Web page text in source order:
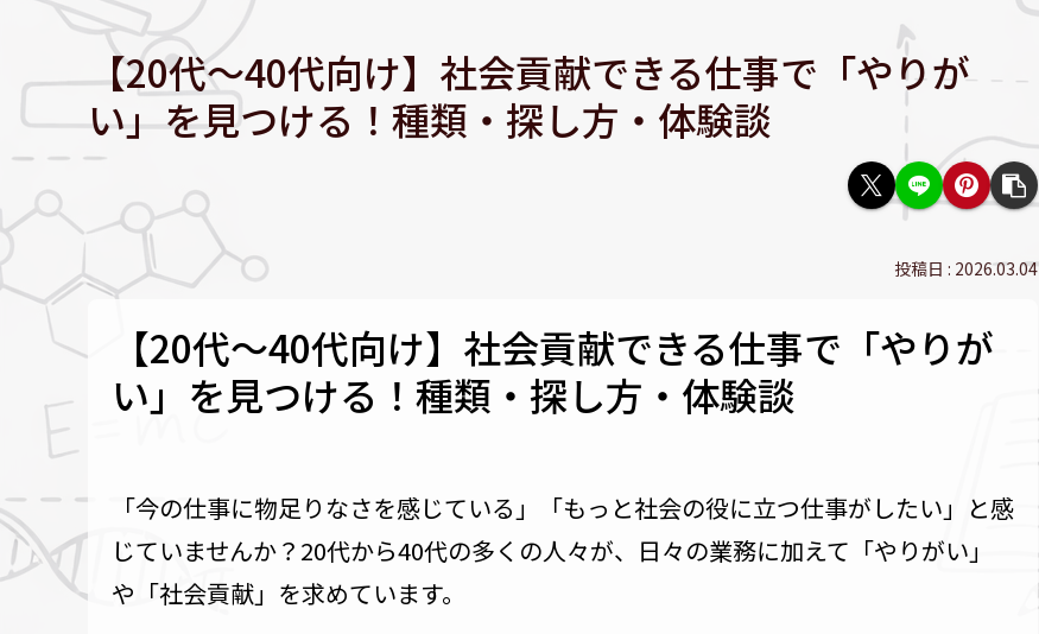
【20代～40代向け】社会貢献できる仕事で「やりが
い」を見つける！種類・探し方・体験談
2026.03.04
【20代～40代向け】社会貢献できる仕事で「やりが
い」を見つける！種類・探し方・体験談
「今の仕事に物足りなさを感じている」「もっと社会の役に立つ仕事がしたい」と感
じていませんか？20代から40代の多くの人々が、日々の業務に加えて「やりがい」
や「社会貢献」を求めています。